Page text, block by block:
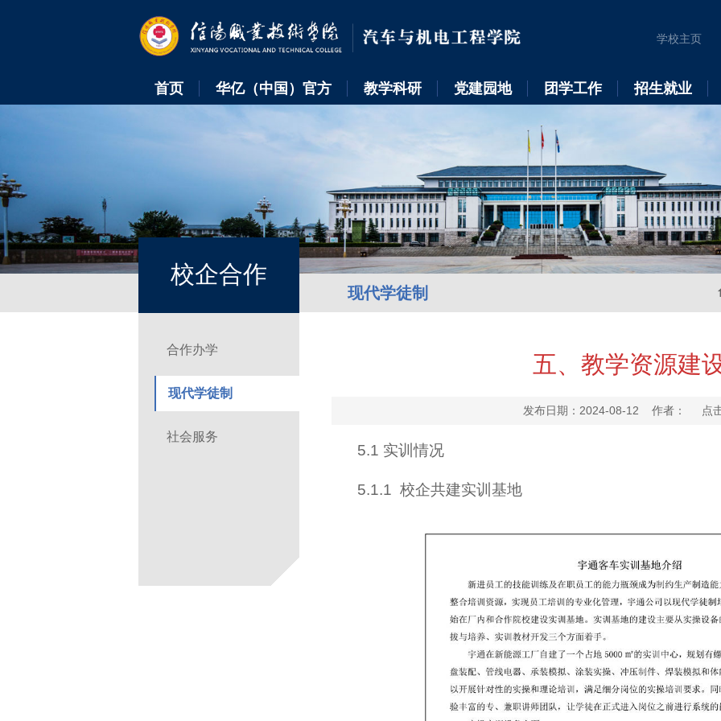
学校主页
首页 华亿（中国）官方 教学科研 党建园地 团学工作 招生就业
校企合作
现代学徒制
合作办学
现代学徒制
社会服务
五、教学资源建
发布日期：2024-08-12 作者： 点
5.1 实训情况
5.1.1 校企共建实训基地